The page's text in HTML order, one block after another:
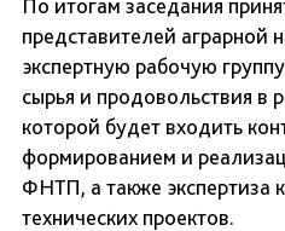
По итогам заседания
представителей аграрной
экспертную рабочую
сырья и продовольствия в
которой будет входить
формированием и
ФНТП, а также экспертиза
технических проектов.